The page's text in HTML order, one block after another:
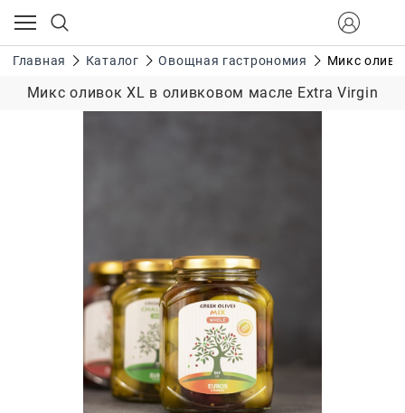
Главная Каталог Овощная гастрономия Микс
Микс оливок XL в оливковом масле Extra Virgin